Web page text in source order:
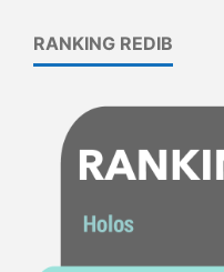
RANKING REDIB